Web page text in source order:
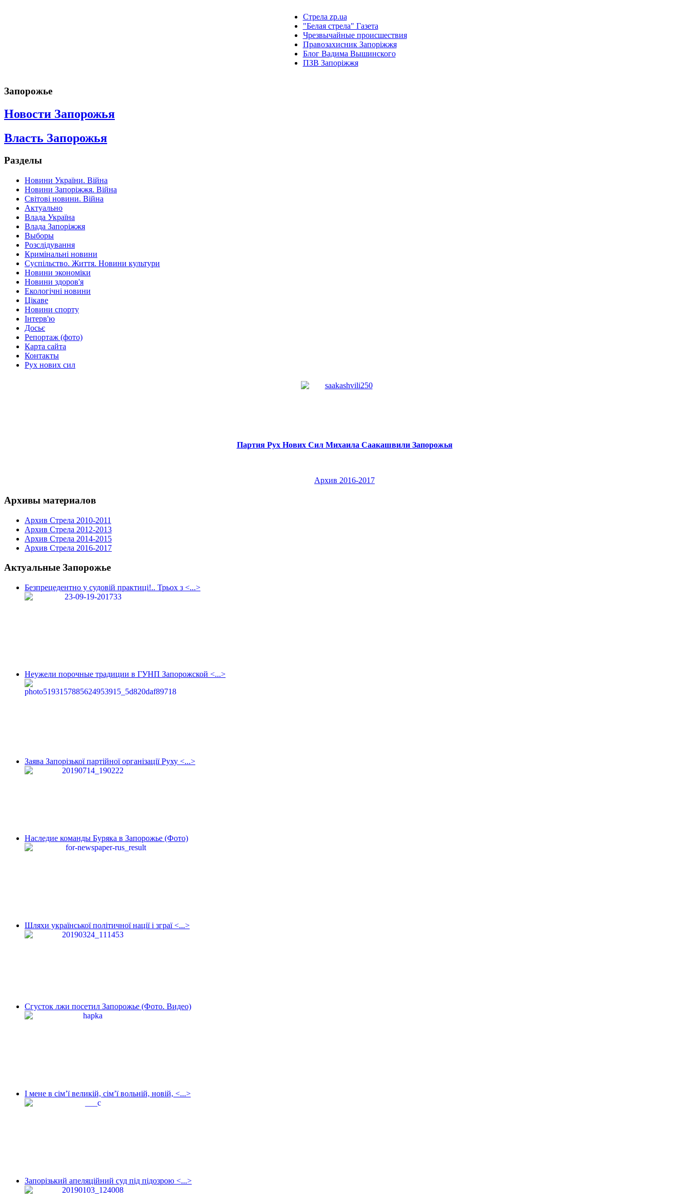
Стрела zp.ua
"Белая стрела" Газета
Чрезвычайные происшествия
Правозахисник Запоріжжя
Блог Вадима Вышинского
ПЗВ Запоріжжя
Запорожье
Новости Запорожья
Власть Запорожья
Разделы
Новини України. Війна
Новини Запоріжжя. Війна
Світові новини. Війна
Актуально
Влада Україна
Влада Запоріжжя
Выборы
Розслідування
Кримінальні новини
Суспільство. Життя. Новини культури
Новини экономіки
Новини здоров'я
Екологічні новини
Цікаве
Новини спорту
Інтерв'ю
Досьє
Репортаж (фото)
Карта сайта
Контакты
Рух нових сил
Партия Рух Нових Сил Михаила Саакашвили Запорожья
Архив 2016-2017
Архивы материалов
Архив Стрела 2010-2011
Архив Стрела 2012-2013
Архив Стрела 2014-2015
Архив Стрела 2016-2017
Актуальные Запорожье
Безпрецедентно у судовій практиці!.. Трьох з <...>
Неужели порочные традиции в ГУНП Запорожской <...>
Заява Запорізької партійної організації Руху <...>
Наследие команды Буряка в Запорожье (Фото)
Шляхи української політичної нації і зграї <...>
Сгусток лжи посетил Запорожье (Фото. Видео)
І мене в сім’ї великій, сім’ї вольній, новій, <...>
Запорізький апеляційний суд під підозрою <...>